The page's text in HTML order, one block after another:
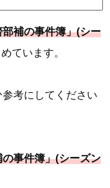
補の事件簿」(シー
ています。
考にしてください
事件簿」(シーズン